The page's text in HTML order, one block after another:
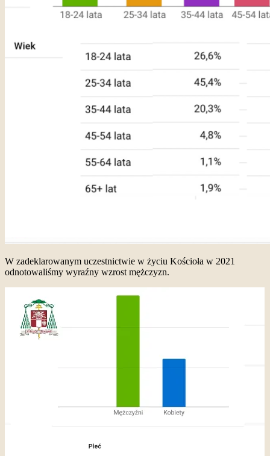
W zadeklarowanym uczestnictwie w życiu Kościoła w 2021
odnotowaliśmy wyraźny wzrost mężczyzn.